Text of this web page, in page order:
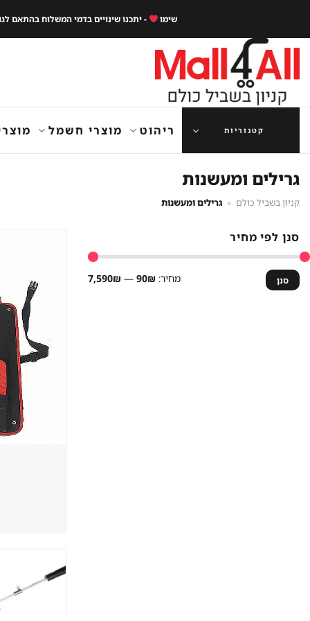
content
שימו - יתכנו שינויים בדמי המשלוח בהתאם
קטגוריות ריהוט מוצרי חשמל
גרילים ומעשנות
קניון בשביל כולם » גרילים ומעשנות
סנן לפי מחיר
מחיר
מינימלי
מחיר
מקסימלי
סנן מחיר: 90₪
—
7,590₪